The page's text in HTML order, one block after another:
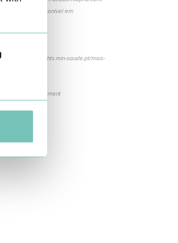
Disponível em:
https://www.chts.min-saude.pt/mais-
Disponível em:
and-management